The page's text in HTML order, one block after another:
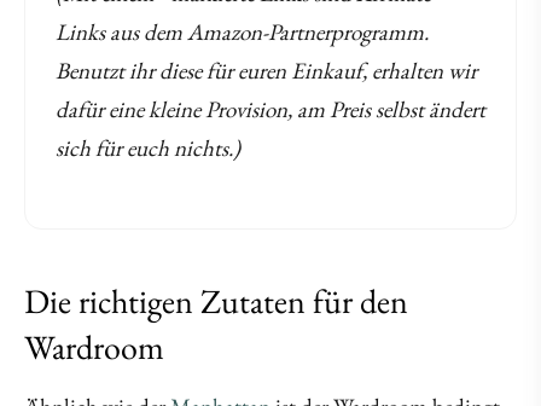
Links aus dem Amazon-Partnerprogramm.
Benutzt ihr diese für euren Einkauf, erhalten wir
dafür eine kleine Provision, am Preis selbst ändert
sich für euch nichts.)
Die richtigen Zutaten für den
Wardroom